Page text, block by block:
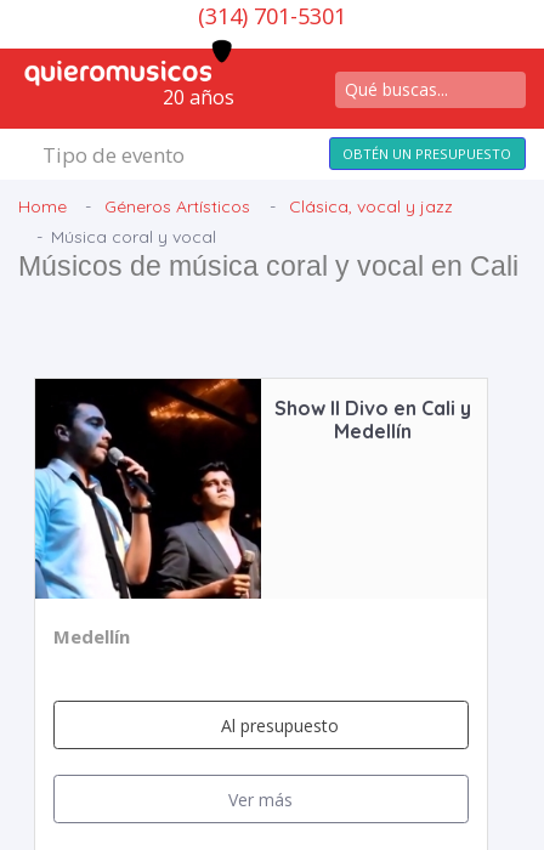
(314) 701-5301
20 años
Tipo de evento OBTÉN UN PRESUPUESTO
Home Géneros Artísticos
Clásica, vocal y jazz
Música coral y vocal
Músicos de música coral y vocal en Cali
Show Il Divo en Cali y
Medellín
Medellín
Al presupuesto
Ver más